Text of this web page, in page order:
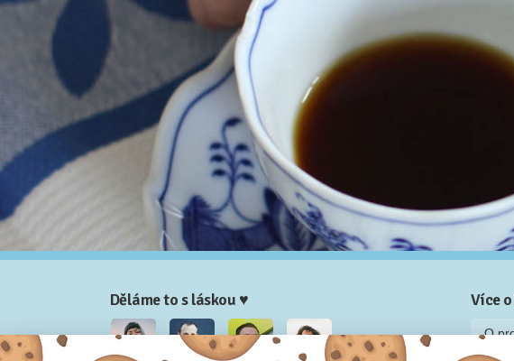
Děláme to s láskou ♥ Více
O